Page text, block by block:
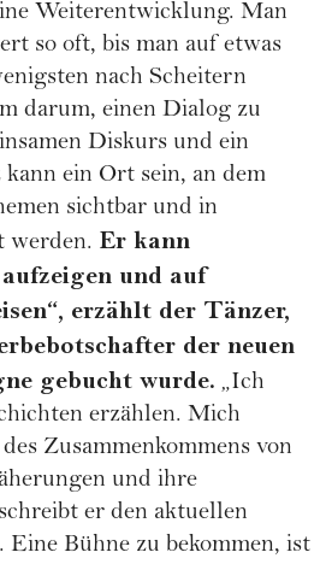
Weiterentwicklung. Man
so oft, bis man auf etwas
nach Scheitern
darum, einen Dialog zu
Diskurs und ein
kann ein Ort sein, an dem
sichtbar und in
werden. Er kann
und auf
erzählt der Tänzer,
der neuen
gebucht wurde. „Ich
erzählen. Mich
Zusammenkommens von
und ihre
er den aktuellen
Eine Bühne zu bekommen, ist